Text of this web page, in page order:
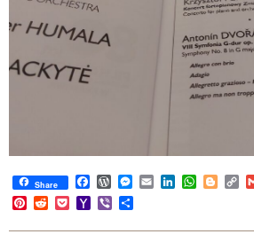
Share Facebook
WordPress
Messenger
EmailLinkedIn
Pinterest
RedditPocketYahoo
Mail
Viber